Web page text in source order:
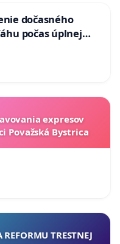
dočasného
počas úplnej
expresov
Považská Bystrica
TRESTNEJ